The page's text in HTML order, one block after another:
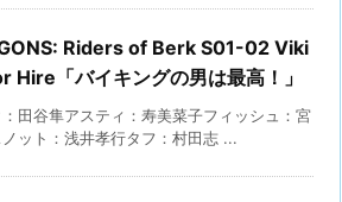
Riders of Berk S01-02 Viki
Hire「バイキングの男は最高！」
：田谷隼アスティ：寿美菜子フィッシュ：宮
ット：浅井孝行タフ：村田志 ...